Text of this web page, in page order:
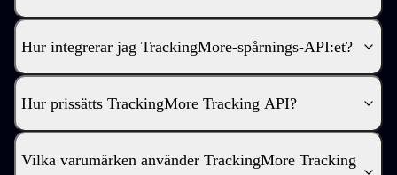
Hur integrerar jag TrackingMore-spårnings-API:et?
Hur prissätts TrackingMore Tracking API?
Vilka varumärken använder TrackingMore Tracking